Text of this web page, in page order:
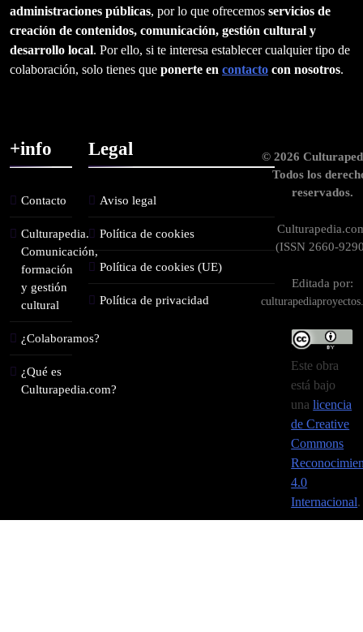
administraciones públicas, por lo que ofrecemos servicios de
creación de contenidos, comunicación, gestión cultural y
desarrollo local. Por ello, si te interesa establecer cualquier tipo de
colaboración, solo tienes que ponerte en contacto con nosotros.
+info
Contacto
Culturapedia.
Comunicación,
formación
y gestión
cultural
¿Colaboramos?
¿Qué es
Culturapedia.com?
Legal
Aviso legal
Política de cookies
Política de cookies (UE)
Política de privacidad
© 2026
Todos los
reservados.
(ISSN 2660-
Editada por:
Este obra
está bajo
unalicencia
de Creative
Commons
4.0
Internacional.